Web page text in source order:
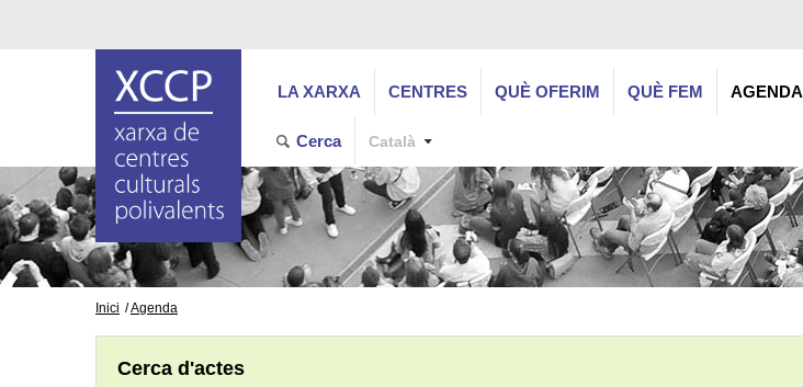
LA XARXA CENTRES QUÈ OFERIM QUÈ FEM AGENDA
Cerca Català
Inici Agenda
Cerca d'actes